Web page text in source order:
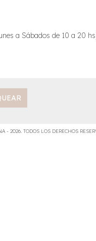
a Sábados de 10 a 20
- 2026. TODOS LOS DERECHOS